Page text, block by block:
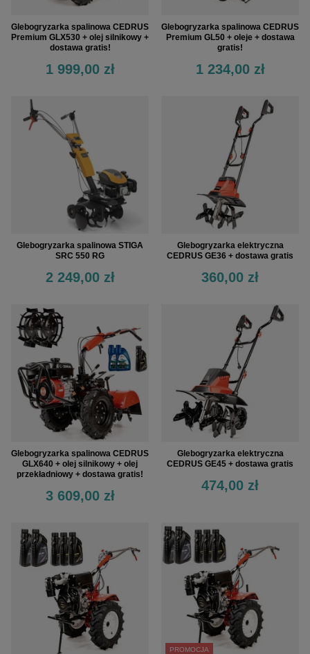
Glebogryzarka spalinowa CEDRUS
Premium GLX530 + olej silnikowy +
dostawa gratis!
1 999,00 zł
Glebogryzarka spalinowa CEDRUS
Premium GL50 + oleje + dostawa
gratis!
1 234,00 zł
Glebogryzarka spalinowa STIGA
SRC 550 RG
2 249,00 zł
Glebogryzarka elektryczna
CEDRUS GE36 + dostawa gratis
360,00 zł
Glebogryzarka spalinowa CEDRUS
GLX640 + olej silnikowy + olej
przekładniowy + dostawa gratis!
3 609,00 zł
Glebogryzarka elektryczna
CEDRUS GE45 + dostawa gratis
474,00 zł
PROMOCJA